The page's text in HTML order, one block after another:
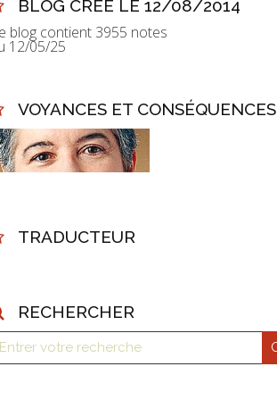
BLOG CRÉÉ LE 12/08/2014
blog contient 3955 notes
12/05/25
VOYANCES ET CONSÉQUENCES
TRADUCTEUR
RECHERCHER